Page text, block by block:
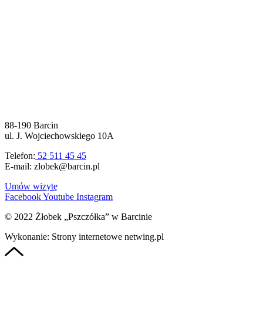
88-190 Barcin
ul. J. Wojciechowskiego 10A
Telefon: 52 511 45 45
E-mail: zlobek@barcin.pl
Umów wizytę
FacebookYoutube Instagram
© 2022 Żłobek „Pszczółka” w Barcinie
Wykonanie: Strony internetowe netwing.pl